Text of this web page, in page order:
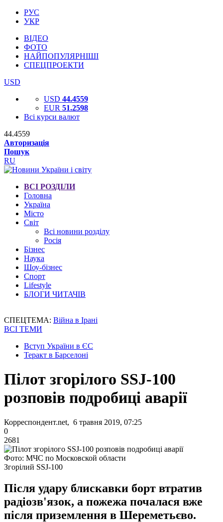
РУС
УКР
ВІДЕО
ФОТО
НАЙПОПУЛЯРНІШІ
СПЕЦПРОЕКТИ
USD
USD 44.4559
EUR 51.2598
Всі курси валют
44.4559
Авторизація
Пошук
RU
ВСІ РОЗДІЛИ
Головна
Україна
Місто
Світ
Всі новини розділу
Росія
Бізнес
Наука
Шоу-бізнес
Спорт
Lifestyle
БЛОГИ ЧИТАЧІВ
СПЕЦТЕМА: Війна в Ірані
ВСІ ТЕМИ
Вступ України в ЄС
Теракт в Барселоні
Пілот згорілого SSJ-100
розповів подробиці аварії
Корреспондент.net, 6 травня 2019, 07:25
0
2681
Фото: МЧС по Московской области
Згорілий SSJ-100
Після удару блискавки борт втратив
радіозв'язок, а пожежа почалася вже
після приземлення в Шереметьєво.